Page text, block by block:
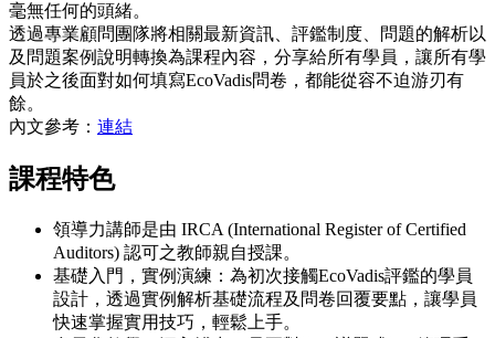
毫無任何的頭緒。
透過專業顧問團隊將相關最新資訊、評鑑制度、問題的解析以
及問題案例說明轉換為課程內容，分享給所有學員，讓所有學
員於之後面對如何填寫EcoVadis問卷，都能從容不迫游刃有
餘。
內文參考： 連結
課程特色
領導力講師是由 IRCA (International Register of Certified
Auditors) 認可之教師親自授課。
基礎入門，實例演練：為初次接觸EcoVadis評鑑的學員
設計，透過實例解析基礎流程及問卷回覆要點，讓學員
快速掌握實用技巧，輕鬆上手。